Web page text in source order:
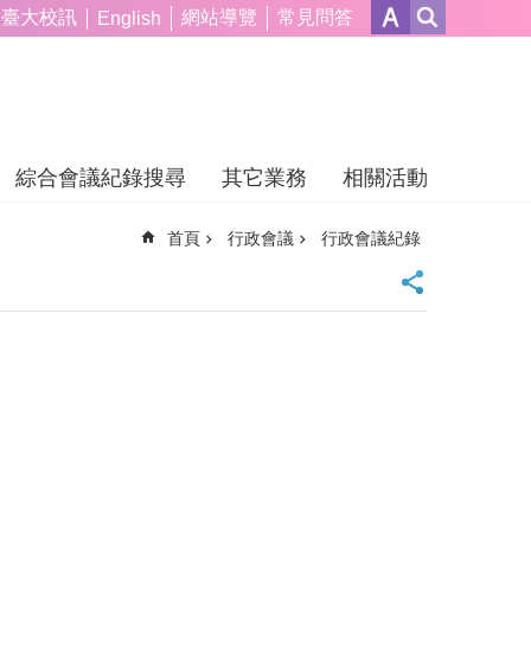
臺大校訊 English 網站導覽 常見問答
綜合會議紀錄搜尋 其它業務 相關活動
首頁 行政會議 行政會議紀錄